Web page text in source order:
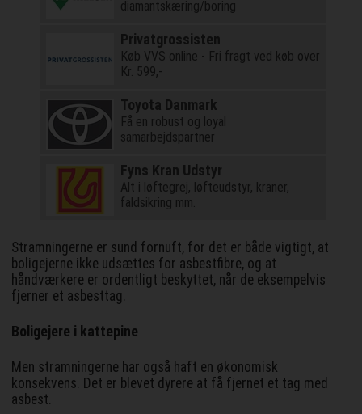
diamantskæring/boring
Privatgrossisten
Køb VVS online - Fri fragt ved køb over
Kr. 599,-
Toyota Danmark
Få en robust og loyal
samarbejdspartner
Fyns Kran Udstyr
Alt i løftegrej, løfteudstyr, kraner,
faldsikring mm.
Stramningerne er sund fornuft, for det er både vigtigt, at
boligejerne ikke udsættes for asbestfibre, og at
håndværkere er ordentligt beskyttet, når de eksempelvis
fjerner et asbesttag.
Boligejere i kattepine
Men stramningerne har også haft en økonomisk
konsekvens. Det er blevet dyrere at få fjernet et tag med
asbest.